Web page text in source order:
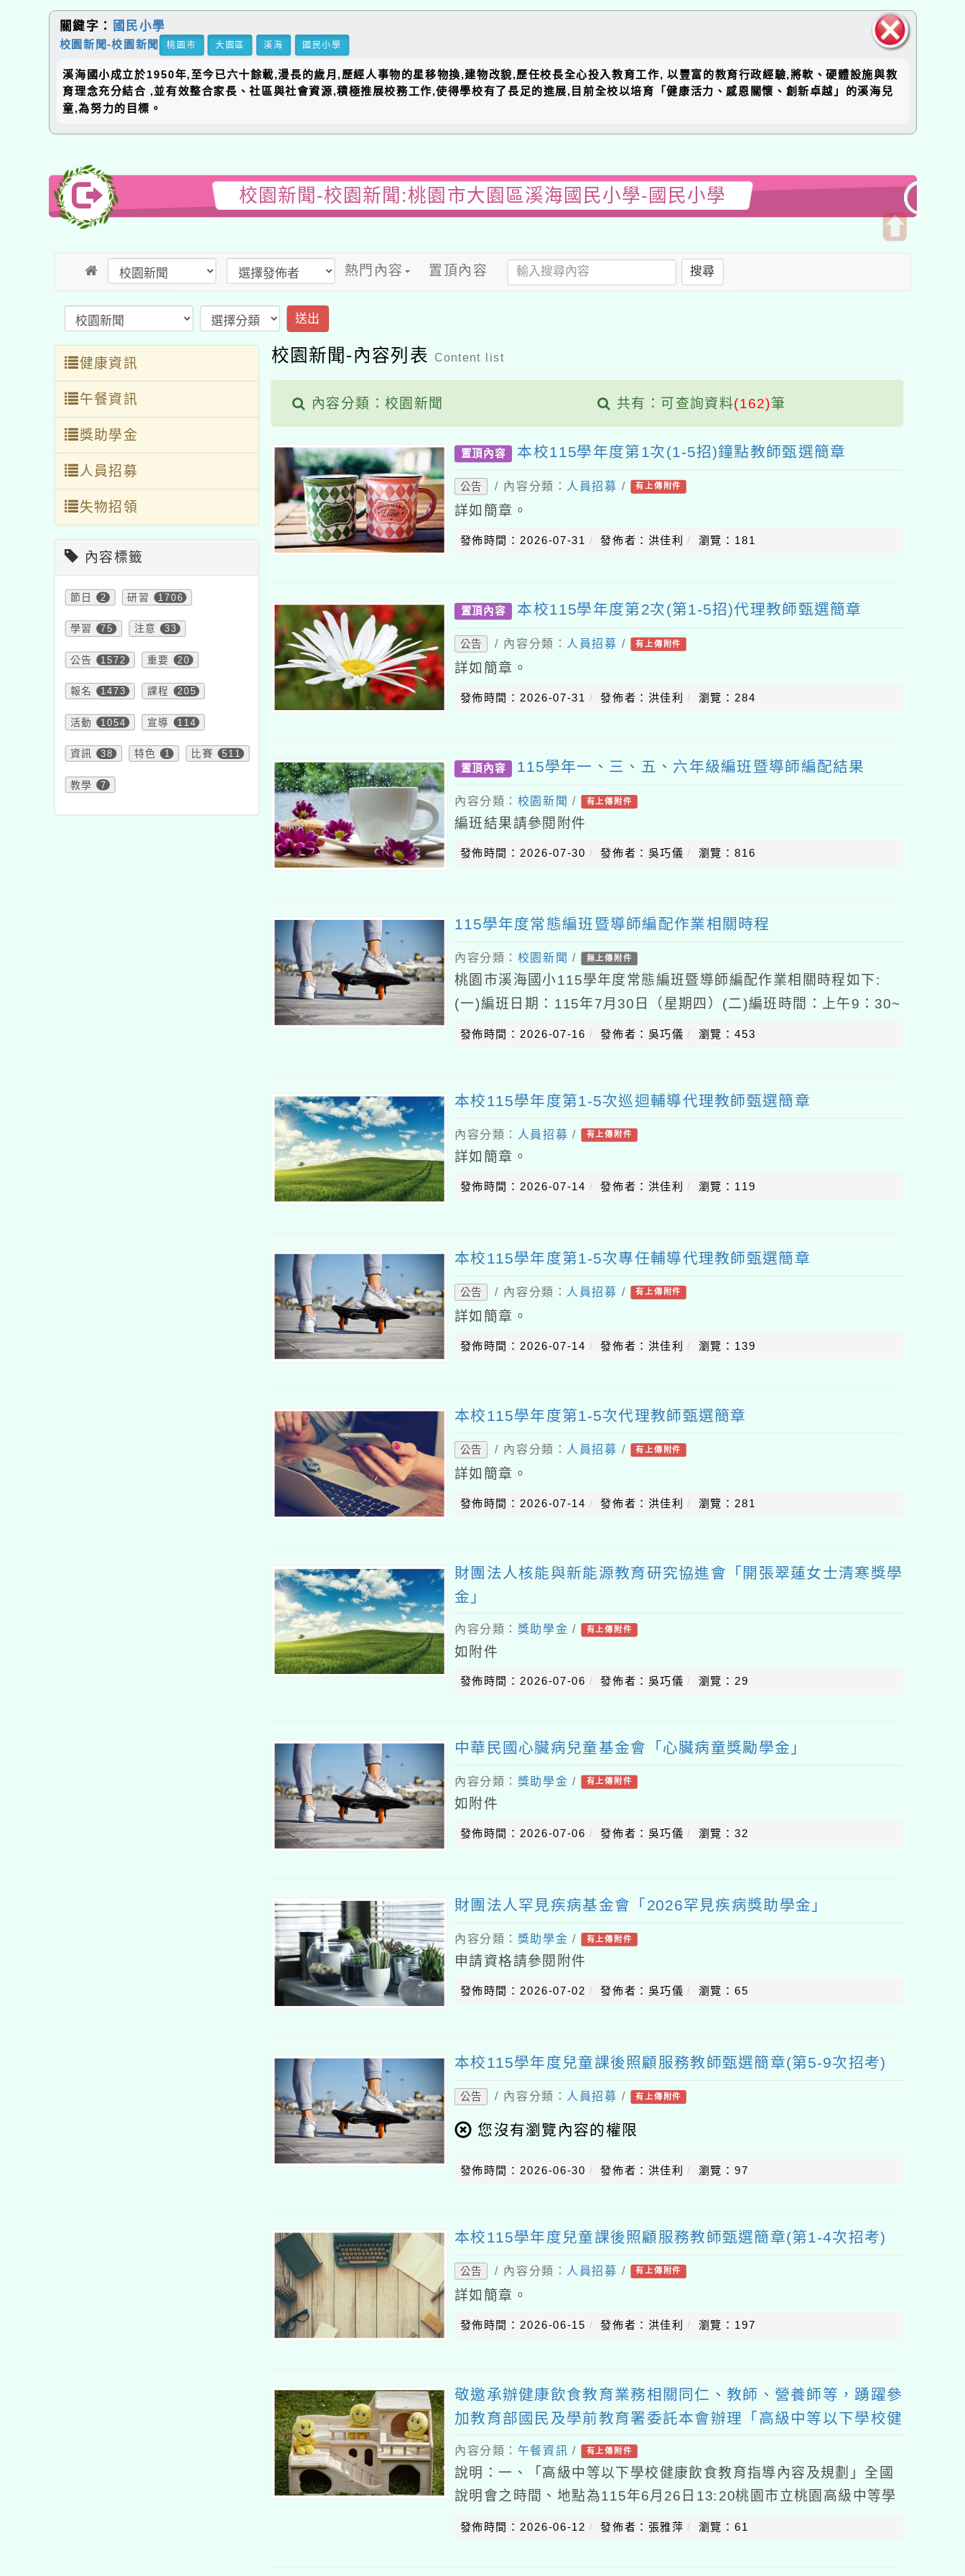
塊
關鍵字： 國民小學
校園新聞-校園新聞 桃園市 大園區 溪海 國民小學
溪海國小成立於1950年,至今已六十餘載,漫長的歲月,歷經人事物的星移物換,建物改貌,歷任校長全心投入教育工作, 以豐富的教育行政經驗,將軟、硬體設施與教
育理念充分結合 ,並有效整合家長、社區與社會資源,積極推展校務工作,使得學校有了長足的進展,目前全校以培育「健康活力、感恩關懷、創新卓越」的溪海兒
童,為努力的目標。
校園新聞-校園新聞:桃園市大園區溪海國民小學-國民小學
熱門內容 置頂內容 搜尋
送出
健康資訊
午餐資訊
獎助學金
人員招募
失物招領
內容標籤
節日 2 研習 1706
學習 75 注意 33
公告 1572 重要 20
報名 1473 課程 205
活動 1054 宣導 114
資訊 38 特色 1 比賽 511
教學 7
校園新聞-內容列表 Content list
內容分類：校園新聞 共有：可查詢資料(162)筆
置頂內容 本校115學年度第1次(1-5招)鐘點教師甄選簡章
公告 / 內容分類： 人員招募 / 有上傳附件
詳如簡章。
發佈時間：2026-07-31 發佈者：洪佳利 瀏覽：181
置頂內容 本校115學年度第2次(第1-5招)代理教師甄選簡章
公告 / 內容分類： 人員招募 / 有上傳附件
詳如簡章。
發佈時間：2026-07-31 發佈者：洪佳利 瀏覽：284
置頂內容 115學年一、三、五、六年級編班暨導師編配結果
內容分類： 校園新聞 / 有上傳附件
編班結果請參閱附件
發佈時間：2026-07-30 發佈者：吳巧儀 瀏覽：816
115學年度常態編班暨導師編配作業相關時程
內容分類： 校園新聞 / 無上傳附件
桃園市溪海國小115學年度常態編班暨導師編配作業相關時程如下:
(一)編班日期：115年7月30日（星期四）(二)編班時間：上午9：30~
11：00(三)編班地點：本校多功能教室(四)編班年級：一年級新
發佈時間：2026-07-16 發佈者：吳巧儀 瀏覽：453
本校115學年度第1-5次巡迴輔導代理教師甄選簡章
內容分類： 人員招募 / 有上傳附件
詳如簡章。
發佈時間：2026-07-14 發佈者：洪佳利 瀏覽：119
本校115學年度第1-5次專任輔導代理教師甄選簡章
公告 / 內容分類： 人員招募 / 有上傳附件
詳如簡章。
發佈時間：2026-07-14 發佈者：洪佳利 瀏覽：139
本校115學年度第1-5次代理教師甄選簡章
公告 / 內容分類： 人員招募 / 有上傳附件
詳如簡章。
發佈時間：2026-07-14 發佈者：洪佳利 瀏覽：281
財團法人核能與新能源教育研究協進會「開張翠蓮女士清寒獎學
金」
內容分類： 獎助學金 / 有上傳附件
如附件
發佈時間：2026-07-06 發佈者：吳巧儀 瀏覽：29
中華民國心臟病兒童基金會「心臟病童獎勵學金」
內容分類： 獎助學金 / 有上傳附件
如附件
發佈時間：2026-07-06 發佈者：吳巧儀 瀏覽：32
財團法人罕見疾病基金會「2026罕見疾病獎助學金」
內容分類： 獎助學金 / 有上傳附件
申請資格請參閱附件
發佈時間：2026-07-02 發佈者：吳巧儀 瀏覽：65
本校115學年度兒童課後照顧服務教師甄選簡章(第5-9次招考)
公告 / 內容分類： 人員招募 / 有上傳附件
您沒有瀏覽內容的權限
發佈時間：2026-06-30 發佈者：洪佳利 瀏覽：97
本校115學年度兒童課後照顧服務教師甄選簡章(第1-4次招考)
公告 / 內容分類： 人員招募 / 有上傳附件
詳如簡章。
發佈時間：2026-06-15 發佈者：洪佳利 瀏覽：197
敬邀承辦健康飲食教育業務相關同仁、教師、營養師等，踴躍參
加教育部國民及學前教育署委託本會辦理「高級中等以下學校健
康飲食教育指導內容及規劃」全國說明會
內容分類： 午餐資訊 / 有上傳附件
說明：一、「高級中等以下學校健康飲食教育指導內容及規劃」全國
說明會之時間、地點為115年6月26日13:20桃園市立桃園高級中等學
校（桃園市桃園區成功路三段38號），簡章如附件。二、請貴校惠允
發佈時間：2026-06-12 發佈者：張雅萍 瀏覽：61